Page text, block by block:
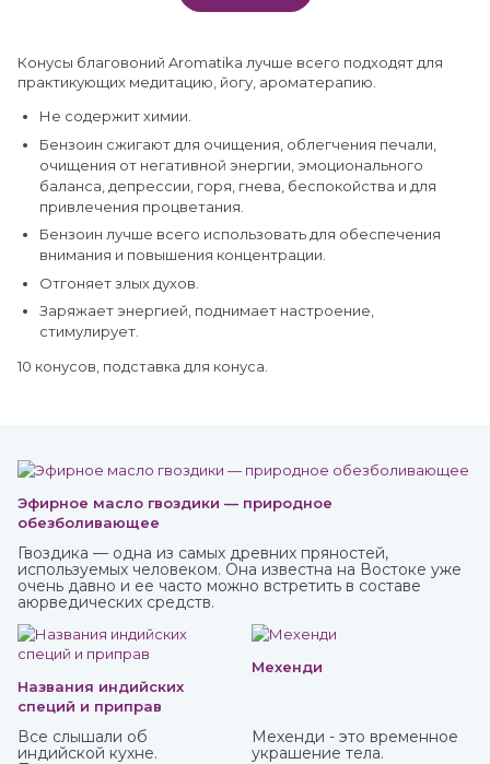
Конусы благовоний Aromatika лучше всего подходят для
практикующих медитацию, йогу, ароматерапию.
Не содержит химии.
Бензоин сжигают для очищения, облегчения печали,
очищения от негативной энергии, эмоционального
баланса, депрессии, горя, гнева, беспокойства и для
привлечения процветания.
Бензоин лучше всего использовать для обеспечения
внимания и повышения концентрации.
Отгоняет злых духов.
Заряжает энергией, поднимает настроение,
стимулирует.
10 конусов, подставка для конуса.
Эфирное масло гвоздики — природное
обезболивающее
Гвоздика — одна из самых древних пряностей,
используемых человеком. Она известна на Востоке уже
очень давно и ее часто можно встретить в составе
аюрведических средств.
Названия индийских
специй и приправ
Все слышали об
индийской кухне.
Мехенди
Мехенди - это временное
украшение тела.